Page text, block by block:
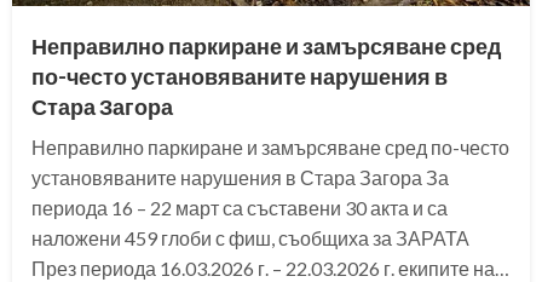
Неправилно паркиране и замърсяване сред
по-често установяваните нарушения в
Стара Загора
Неправилно паркиране и замърсяване сред по-често
установяваните нарушения в Стара Загора За
периода 16 – 22 март са съставени 30 акта и са
наложени 459 глоби с фиш, съобщиха за ЗАРАТА
През периода 16.03.2026 г. – 22.03.2026 г. екипите на…